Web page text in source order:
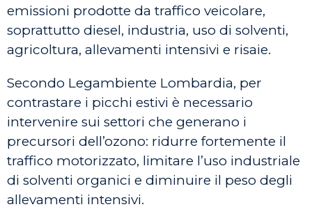
emissioni prodotte da traffico veicolare,
soprattutto diesel, industria, uso di solventi,
agricoltura, allevamenti intensivi e risaie.
Secondo Legambiente Lombardia, per
contrastare i picchi estivi è necessario
intervenire sui settori che generano i
precursori dell’ozono: ridurre fortemente il
traffico motorizzato, limitare l’uso industriale
di solventi organici e diminuire il peso degli
allevamenti intensivi.